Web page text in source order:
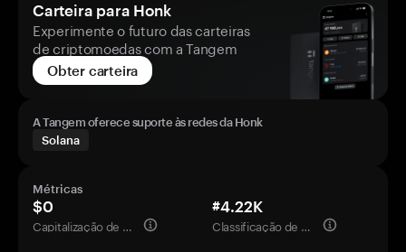
Carteira para Honk
Experimente o futuro das carteiras
de criptomoedas com a Tangem
Obter carteira
A Tangem oferece suporte às redes da Honk
Solana
Métricas
$0
Capitalização de mercado
#4.22K
Classificação de mercado